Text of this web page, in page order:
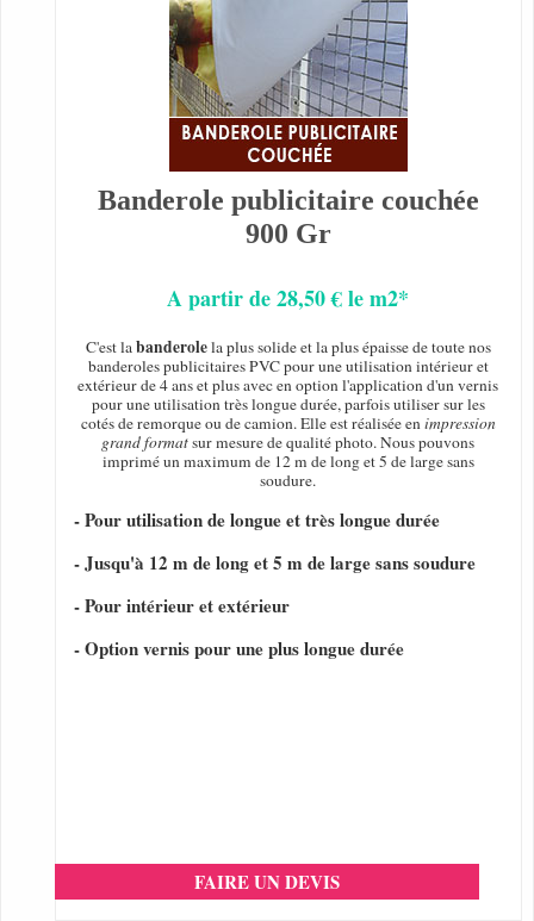
Banderole publicitaire couchée
900 Gr
A partir de 28,50 € le m2*
C'est labanderolela plus solide et la plus épaisse de toute nos
banderoles publicitaires PVC pour une utilisation intérieur et
extérieur de 4 ans et plus avec en option l'application d'un vernis
pour une utilisation très longue durée, parfois utiliser sur les
cotés de remorque ou de camion. Elle est réalisée enimpression
grand formatsur mesure de qualité photo. Nous pouvons
imprimé un maximum de 12 m de long et 5 de large sans
soudure.
- Pour utilisation de longue et très longue durée
- Jusqu'à 12 m de long et 5 m de large sans soudure
- Pour intérieur et extérieur
- Option vernis pour une plus longue durée
FAIRE UN DEVIS